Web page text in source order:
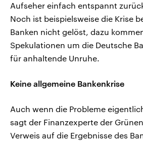
Aufseher einfach entspannt
Noch ist beispielsweise die Krise
Banken nicht gelöst, dazu
Spekulationen um die Deutsche
für anhaltende Unruhe.
Keine allgemeine Bankenkrise
Auch wenn die Probleme
sagt der Finanzexperte der
Verweis auf die Ergebnisse des